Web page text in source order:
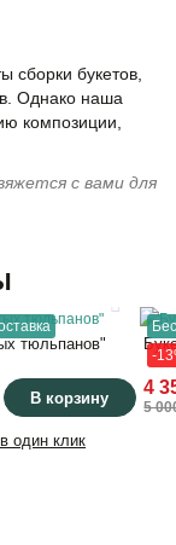
букетов,
Однако наша
композиции,
с вами для
тюльпанов"
В корзину
один клик
-
4
5